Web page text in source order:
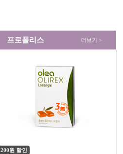
프로폴리스 더보기 >
200원 할인